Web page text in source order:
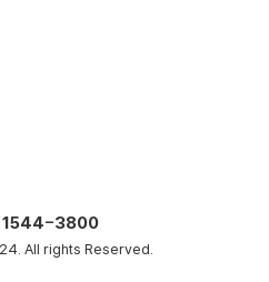
1544-3800
All rights Reserved.